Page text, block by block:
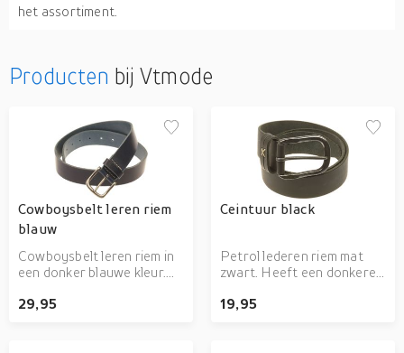
het assortiment.
Producten bij Vtmode
Cowboysbelt leren riem
blauw
Cowboysbelt leren riem in
een donker blauwe kleur.
riem met een stalen gesp.
29,95
Ceintuur black
Petrol lederen riem mat
zwart. Heeft een donkere
in diverse lengtes
19,95